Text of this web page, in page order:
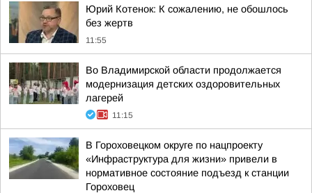
Юрий Котенок: К сожалению, не обошлось
без жертв
11:55
Во Владимирской области продолжается
модернизация детских оздоровительных
лагерей
11:15
В Гороховецком округе по нацпроекту
«Инфраструктура для жизни» привели в
нормативное состояние подъезд к станции
Гороховец